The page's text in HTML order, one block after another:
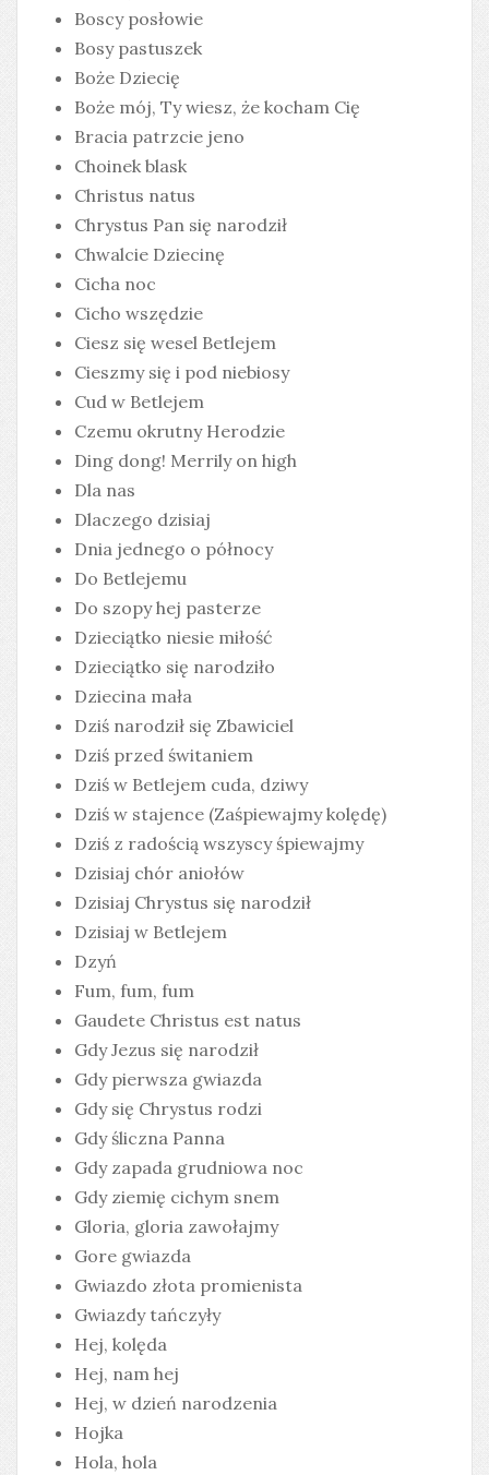
Boscy posłowie
Bosy pastuszek
Boże Dziecię
Boże mój, Ty wiesz, że kocham Cię
Bracia patrzcie jeno
Choinek blask
Christus natus
Chrystus Pan się narodził
Chwalcie Dziecinę
Cicha noc
Cicho wszędzie
Ciesz się wesel Betlejem
Cieszmy się i pod niebiosy
Cud w Betlejem
Czemu okrutny Herodzie
Ding dong! Merrily on high
Dla nas
Dlaczego dzisiaj
Dnia jednego o północy
Do Betlejemu
Do szopy hej pasterze
Dzieciątko niesie miłość
Dzieciątko się narodziło
Dziecina mała
Dziś narodził się Zbawiciel
Dziś przed świtaniem
Dziś w Betlejem cuda, dziwy
Dziś w stajence (Zaśpiewajmy kolędę)
Dziś z radością wszyscy śpiewajmy
Dzisiaj chór aniołów
Dzisiaj Chrystus się narodził
Dzisiaj w Betlejem
Dzyń
Fum, fum, fum
Gaudete Christus est natus
Gdy Jezus się narodził
Gdy pierwsza gwiazda
Gdy się Chrystus rodzi
Gdy śliczna Panna
Gdy zapada grudniowa noc
Gdy ziemię cichym snem
Gloria, gloria zawołajmy
Gore gwiazda
Gwiazdo złota promienista
Gwiazdy tańczyły
Hej, kolęda
Hej, nam hej
Hej, w dzień narodzenia
Hojka
Hola, hola